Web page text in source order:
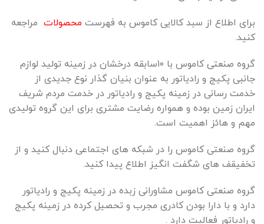
برای اطلاع از سبد کالایی کاموس به فهرست محصولات مراجعه
کنید.
گروه صنعتی کاموس با ۱۰سابقه درخشان در زمینه تولید لوازم
جانبی پکیج و رادیاتور به عنوان بنیان گذار نوع جدیدی از
خدمت رسانی در زمینه پکیج و رادیاتور در خدمت مردم شریف
ایران زمین بوده و همواره رضایت مشتری برای این گروه تولیدی
مهم و هائز اهمیت است.
گروه صنعتی کاموس را در شبکه های اجتماعی دنبال کنید و از
تخفیقف های شگفت انگیز اطلاع پیدا کنید.
گروه صنعتی کاموس مشاورانی زبده در زمینه پکیج و رادیاتور
دارد و با دارا بودن کادری مجرب و تحصیل کرده در زمینه پکیج
و رادیاتور فعالیت دارد .